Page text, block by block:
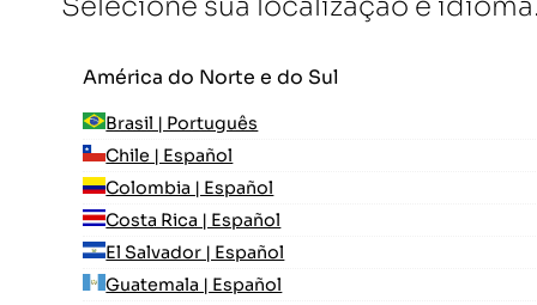
América do Norte e do Sul
Brasil | Português
Chile | Español
Colombia | Español
Costa Rica | Español
El Salvador | Español
Guatemala | Español